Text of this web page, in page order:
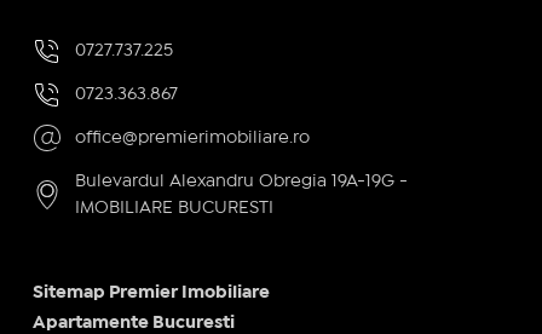
0727.737.225
0723.363.867
office@premierimobiliare.ro
Bulevardul Alexandru Obregia 19A-19G -
IMOBILIARE BUCURESTI
Sitemap Premier Imobiliare
Apartamente Bucuresti